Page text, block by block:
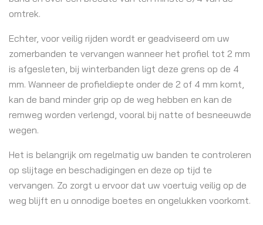
omtrek.
Echter, voor veilig rijden wordt er geadviseerd om uw
zomerbanden te vervangen wanneer het profiel tot 2 mm
is afgesleten, bij winterbanden ligt deze grens op de 4
mm. Wanneer de profieldiepte onder de 2 of 4 mm komt,
kan de band minder grip op de weg hebben en kan de
remweg worden verlengd, vooral bij natte of besneeuwde
wegen.
Het is belangrijk om regelmatig uw banden te controleren
op slijtage en beschadigingen en deze op tijd te
vervangen. Zo zorgt u ervoor dat uw voertuig veilig op de
weg blijft en u onnodige boetes en ongelukken voorkomt.